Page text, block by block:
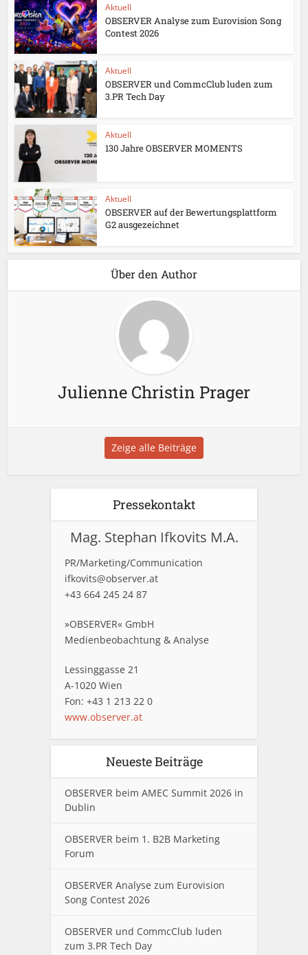
Aktuell
OBSERVER Analyse zum Eurovision Song
Contest 2026
Aktuell
OBSERVER und CommcClub luden zum
3.PR Tech Day
Aktuell
130 Jahre OBSERVER MOMENTS
Aktuell
OBSERVER auf der Bewertungsplattform
G2 ausgezeichnet
Über den Author
Julienne Christin Prager
Zeige alle Beiträge
Pressekontakt
Mag. Stephan Ifkovits M.A.
PR/Marketing/Communication
ifkovits@observer.at
+43 664 245 24 87
»OBSERVER« GmbH
Medienbeobachtung & Analyse
Lessinggasse 21
A-1020 Wien
Fon: +43 1 213 22 0
www.observer.at
Neueste Beiträge
OBSERVER beim AMEC Summit 2026 in
Dublin
OBSERVER beim 1. B2B Marketing
Forum
OBSERVER Analyse zum Eurovision
Song Contest 2026
OBSERVER und CommcClub luden
zum 3.PR Tech Day